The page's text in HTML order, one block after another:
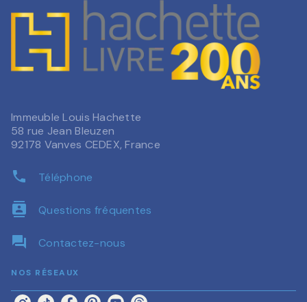
Immeuble Louis Hachette
58 rue Jean Bleuzen
92178 Vanves CEDEX, France
phone Téléphone
contacts Questions fréquentes
question_answer Contactez-nous
NOS RÉSEAUX